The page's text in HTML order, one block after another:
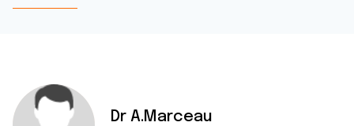
Dr A.Marceau